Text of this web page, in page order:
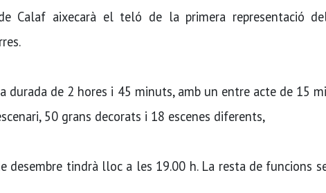
Calaf aixecarà el teló de la primera representació
durada de 2 hores i 45 minuts, amb un entre acte de 15
50 grans decorats i 18 escenes diferents,
desembre tindrà lloc a les 19.00 h. La resta de funcions